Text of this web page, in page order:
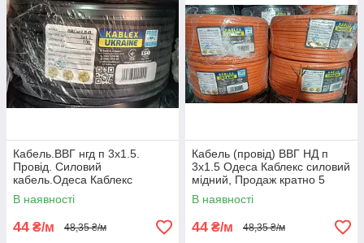
Кабель.ВВГ нгд п 3х1.5.
Провід. Силовий
кабель.Одеса Каблекс
.провід. Продаж кратний 5
метрів.
В наявності
44 ₴/м 48,35 ₴/м
Кабель (провід) ВВГ НД п
3х1.5 Одеса Каблекс силовий
мідний, Продаж кратно 5
метрам.
В наявності
44 ₴/м 48,35 ₴/м